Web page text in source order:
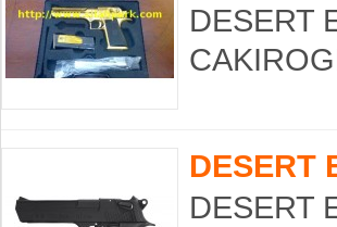
DESERT
DESERT
DESERT